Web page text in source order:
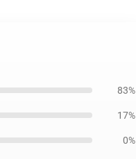
83%
17%
0%